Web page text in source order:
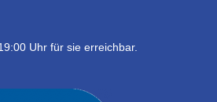
Uhr für sie erreichbar.